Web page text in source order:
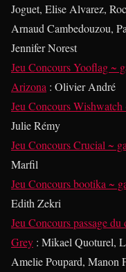
Joguet, Elise Alvarez,
Arnaud Cambedouzou,
Jennifer Norest
Jeu Concours Yooflag ~
Arizona : Olivier André
Jeu Concours
Julie Rémy
Jeu Concours Crucial ~
Marfil
Jeu Concours bootika ~
Edith Zekri
Jeu Concours passage
Grey : Mikael Quoturel,
Amelie Poupard, Manon